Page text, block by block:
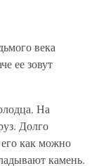
века
ее зовут
На
Долго
как можно
камень.